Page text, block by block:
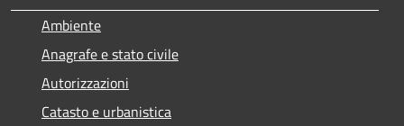
Ambiente
Anagrafe e stato civile
Autorizzazioni
Catasto e urbanistica